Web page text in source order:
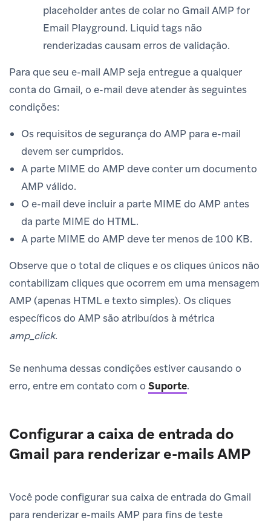
placeholder antes de colar no Gmail AMP for
Email Playground. Liquid tags não
renderizadas causam erros de validação.
Para que seu e-mail AMP seja entregue a qualquer
conta do Gmail, o e-mail deve atender às seguintes
condições:
Os requisitos de segurança do AMP para e-mail
devem ser cumpridos.
A parte MIME do AMP deve conter um documento
AMP válido.
O e-mail deve incluir a parte MIME do AMP antes
da parte MIME do HTML.
A parte MIME do AMP deve ter menos de 100 KB.
Observe que o total de cliques e os cliques únicos não
contabilizam cliques que ocorrem em uma mensagem
AMP (apenas HTML e texto simples). Os cliques
específicos do AMP são atribuídos à métrica
amp_click.
Se nenhuma dessas condições estiver causando o
erro, entre em contato com o Suporte.
Configurar a caixa de entrada do
Gmail para renderizar e-mails AMP
Você pode configurar sua caixa de entrada do Gmail
para renderizar e-mails AMP para fins de teste